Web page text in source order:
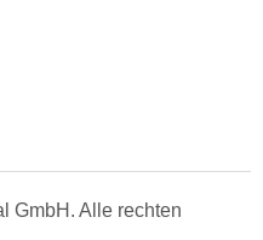
GmbH. Alle rechten